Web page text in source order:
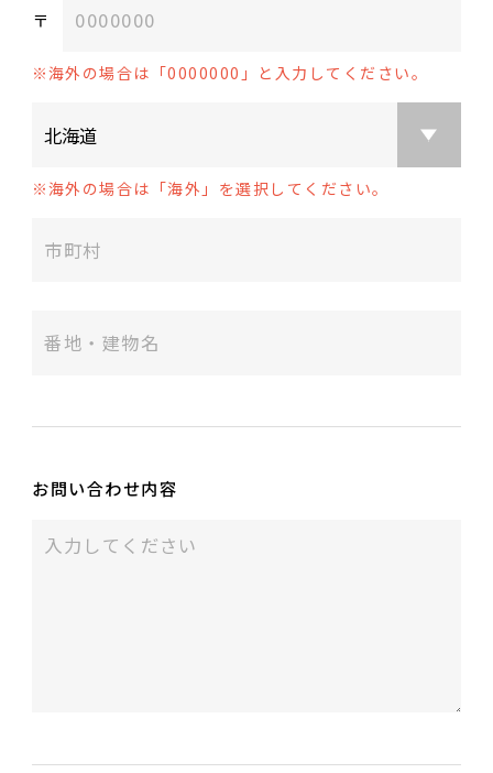
〒
海外の場合は「0000000」と入力してください。
海外の場合は「海外」を選択してください。
お問い合わせ内容